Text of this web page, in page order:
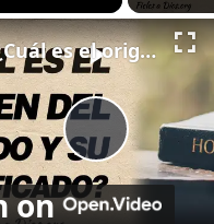
Fullscreen
P
🙏 ¿Cuál es el origen del pecado y cuál es su significado? 🙏
on